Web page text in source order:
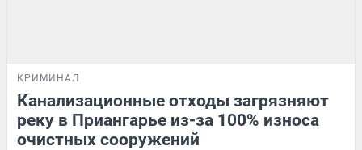
КРИМИНАЛ
Канализационные отходы загрязняют
реку в Приангарье из-за 100% износа
очистных сооружений